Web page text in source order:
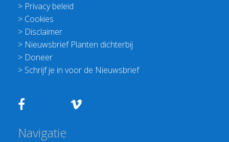
> Privacy beleid
> Cookies
> Disclaimer
> Nieuwsbrief Planten dichterbij
> Doneer
> Schrijf je in voor de Nieuwsbrief
Navigatie